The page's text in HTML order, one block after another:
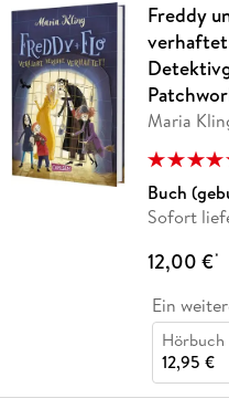
Freddy
Maria
Buch
Sofort
12,00 €*
Ein
Hörbuch
12,95 €